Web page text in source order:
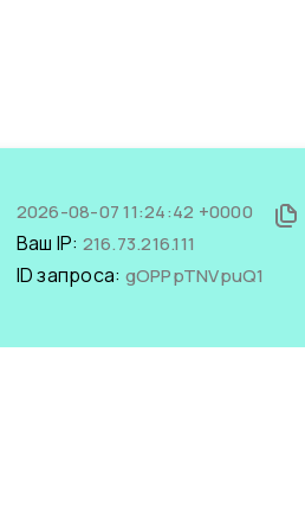
2026-08-07 11:24:42 +0000
Ваш IP: 216.73.216.111
ID запроса: gOPPpTNVpuQ1